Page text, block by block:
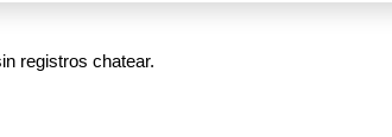
registros chatear.